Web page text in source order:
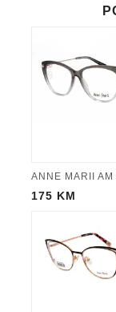
ANNE MARII
175 KM